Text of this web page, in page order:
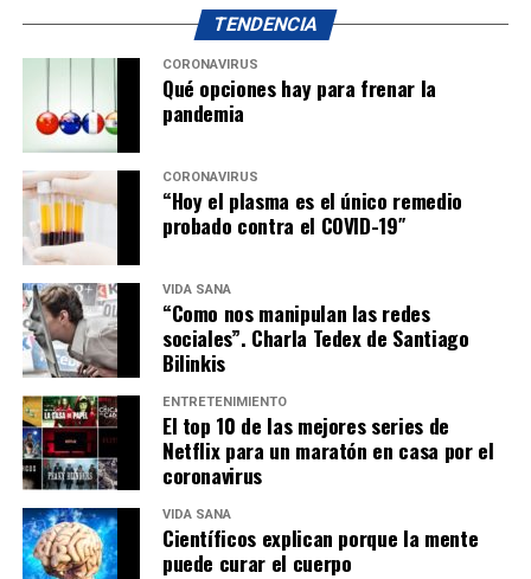
TENDENCIA
CORONAVIRUS
Qué opciones hay para frenar la
pandemia
CORONAVIRUS
“Hoy el plasma es el único remedio
probado contra el COVID-19″
VIDA SANA
“Como nos manipulan las redes
sociales”. Charla Tedex de Santiago
Bilinkis
ENTRETENIMIENTO
El top 10 de las mejores series de
Netflix para un maratón en casa por el
coronavirus
VIDA SANA
Científicos explican porque la mente
puede curar el cuerpo